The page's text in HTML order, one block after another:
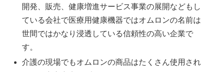
開発、販売、健康増進サービス事業の展開などもし
ている会社で医療用健康機器ではオムロンの名前は
世間ではかなり浸透している信頼性の高い企業で
す。
介護の現場でもオムロンの商品はたくさん使用され